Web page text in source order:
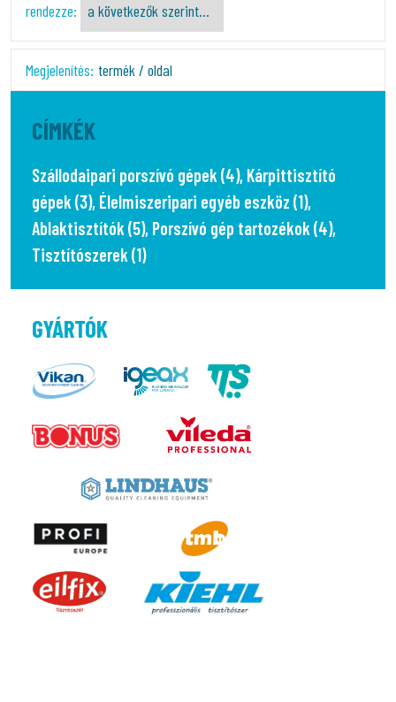
rendezze:
Megjelenítés: termék / oldal
CÍMKÉK
Szállodaipari porszívó gépek (4), Kárpittisztító
gépek (3), Élelmiszeripari egyéb eszköz (1),
Ablaktisztítók (5), Porszívó gép tartozékok (4),
Tisztítószerek (1)
GYÁRTÓK